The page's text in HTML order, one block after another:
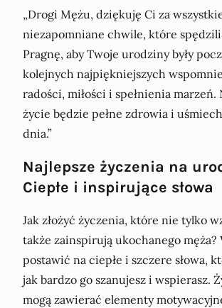
„Drogi Mężu, dziękuję Ci za
niezapomniane chwile, które
Pragnę, aby Twoje urodziny były
kolejnych najpiękniejszych
radości, miłości i spełnienia marzeń.
życie będzie pełne zdrowia i
dnia.”
Najlepsze życzenia na
Ciepłe i inspirujące słowa
Jak złożyć życzenia, które nie tylko
także zainspirują ukochanego męża?
postawić na ciepłe i szczere słowa,
jak bardzo go szanujesz i wspierasz.
mogą zawierać elementy